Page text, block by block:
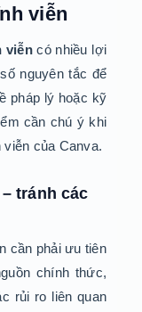
viễn
viễncó nhiều lợi
nguyên tắc để
pháp lý hoặc kỹ
cần chú ý khi
của Canva.
tránh các
cần phải ưu tiên
chính thức,
rủi ro liên quan